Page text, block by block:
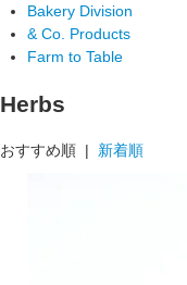
Bakery Division
& Co. Products
Farm to Table
Herbs
おすすめ順 | 新着順